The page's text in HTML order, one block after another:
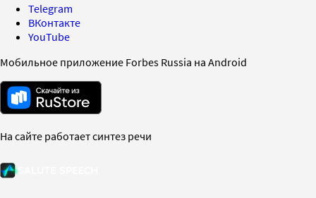
Telegram
ВКонтакте
YouTube
Мобильное приложение Forbes Russia на Android
На сайте работает синтез речи